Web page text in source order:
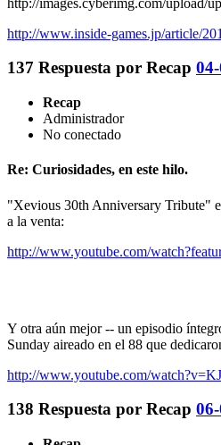
http://www.inside-games.jp/article/
137 Respuesta por Recap
Recap
Administrador
No conectado
Re: Curiosidades, en este hilo.
"Xevious 30th Anniversary Tribute"
a la venta:
http://www.youtube.com/
Y otra aún mejor -- un episodio
Sunday aireado en el 88 que
http://www.youtube.com/
138 Respuesta por Recap